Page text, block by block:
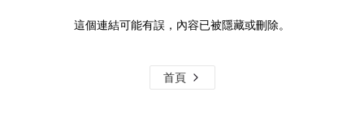
這個連結可能有誤，內容已被隱藏或刪除。
首頁